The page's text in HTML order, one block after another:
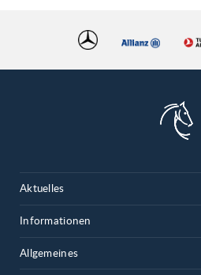
Aktuelles
Informationen
Allgemeines